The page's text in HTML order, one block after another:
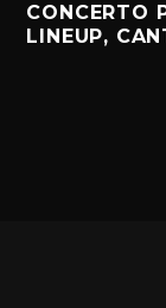
CONCERTO
LINEUP,